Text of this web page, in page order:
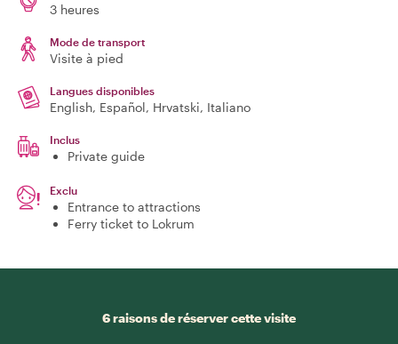
3 heures
Mode de transport
Visite à pied
Langues disponibles
English, Español, Hrvatski, Italiano
Inclus
Private guide
Exclu
Entrance to attractions
Ferry ticket to Lokrum
6 raisons de réserver cette visite